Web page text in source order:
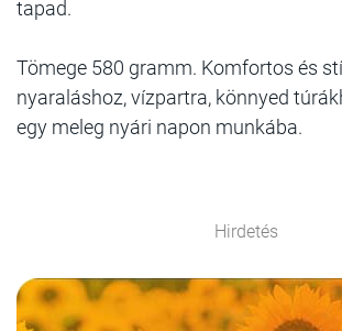
tapad.
Tömege 580 gramm. Komfortos és
nyaraláshoz, vízpartra, könnyed
egy meleg nyári napon munkába.
Hirdetés